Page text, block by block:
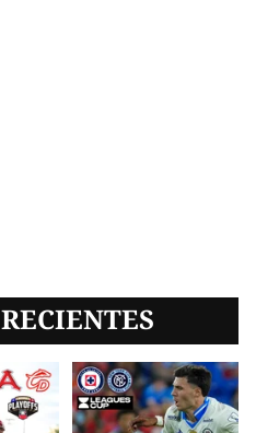
RECIENTES